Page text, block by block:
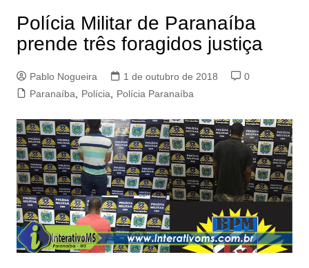
Polícia Militar de Paranaíba
prende três foragidos justiça
Pablo Nogueira 1 de outubro de 2018
0
Paranaíba
Polícia Polícia Paranaíba